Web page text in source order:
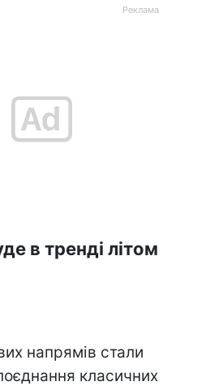
в тренді літом
напрямів стали
класичних